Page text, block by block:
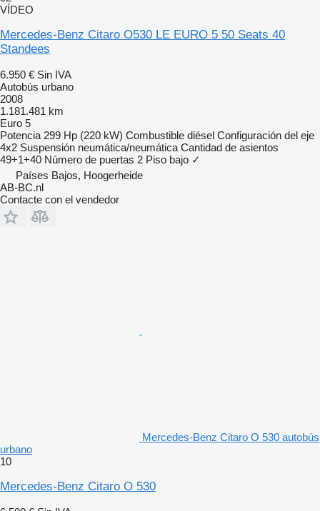
VÍDEO
Mercedes-Benz Citaro O530 LE EURO 5 50 Seats 40
Standees
6.950 € Sin IVA
Autobús urbano
2008
1.181.481 km
Euro 5
Potencia 299 Hp (220 kW) Combustible diésel Configuración del eje
4x2 Suspensión neumática/neumática Cantidad de asientos
49+1+40 Número de puertas 2 Piso bajo ✓
Países Bajos, Hoogerheide
AB-BC.nl
Contacte con el vendedor
Mercedes-Benz Citaro O 530 autobús
urbano
10
Mercedes-Benz Citaro O 530